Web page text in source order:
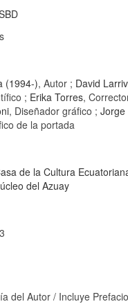
(1994-), Autor ; David
; Erika Torres,
, Diseñador gráfico ;Jorge
de la portada
de la Cultura
del Azuay
del Autor / Incluye